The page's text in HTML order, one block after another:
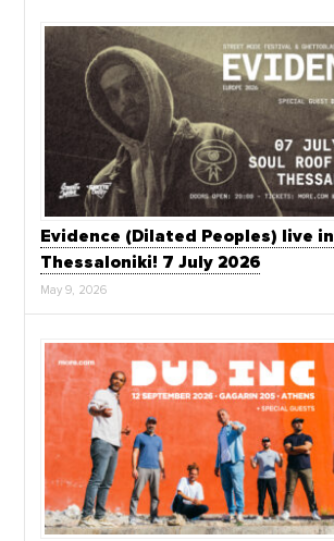
Evidence (Dilated Peoples) live in
Thessaloniki! 7 July 2026
May 9, 2026